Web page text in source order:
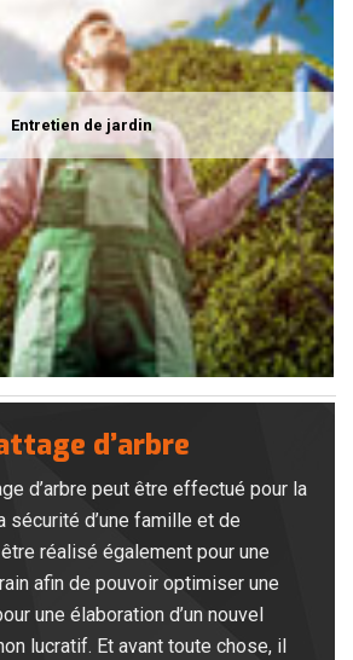
Entretien de jardin
d’arbre
d’arbre peut être effectué pour la
sécurité d’une famille et de
réalisé également pour une
afin de pouvoir optimiser une
une élaboration d’un nouvel
lucratif. Et avant toute chose, il